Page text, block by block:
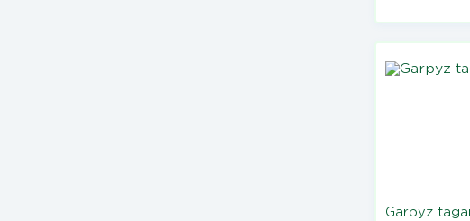
Garpyz